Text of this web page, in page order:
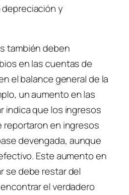
y
también deben
en las cuentas de
el balance general de la
un aumento en las
indica que los ingresos
reportaron en ingresos
devengada, aunque
Este aumento en
se debe restar del
el verdadero